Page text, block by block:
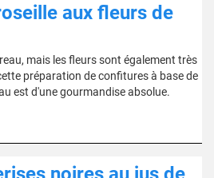
aux fleurs de
mais les fleurs sont également très
préparation de confitures à base de
est d'une gourmandise absolue.